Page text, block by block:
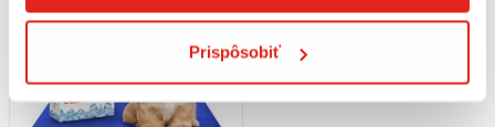
Prispôsobiť